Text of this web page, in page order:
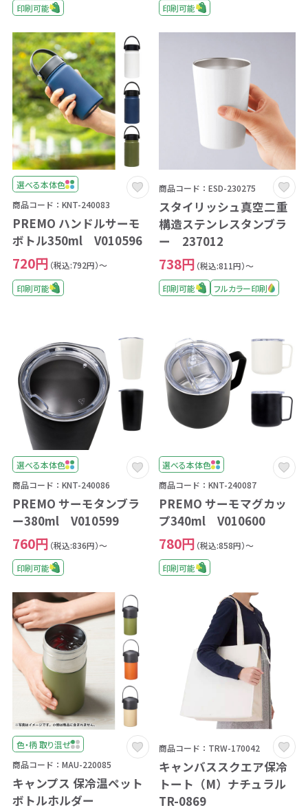
印刷可能
印刷可能
選べる本体色
商品コード：KNT-240083
PREMO ハンドルサーモ
ボトル350ml V010596
720円 （税込:792円）～
印刷可能
商品コード：ESD-230275
スタイリッシュ真空二重
構造ステンレスタンブラ
ー 237012
738円 （税込:811円）～
印刷可能
フルカラー印刷
選べる本体色
商品コード：KNT-240086
PREMO サーモタンブラ
ー380ml V010599
760円 （税込:836円）～
印刷可能
選べる本体色
商品コード：KNT-240087
PREMO サーモマグカッ
プ340ml V010600
780円 （税込:858円）～
印刷可能
色・柄 取り混ぜ
商品コード：MAU-220085
キャンプス 保冷温ペット
ボトルホルダー
商品コード：TRW-170042
キャンバススクエア保冷
トート（M）ナチュラル
TR-0869